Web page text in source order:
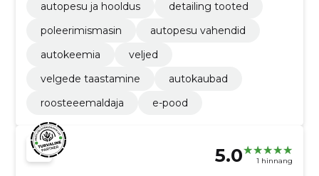
autopesu ja hooldus
detailing tooted
poleerimismasin
autopesu vahendid
autokeemia
veljed
velgede taastamine
autokaubad
roosteeemaldaja
e-pood
5.0 1 hinnang